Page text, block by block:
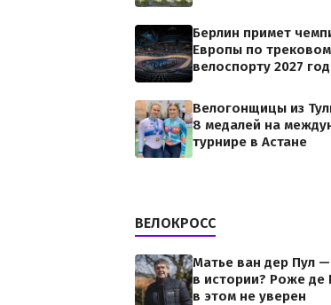
Берлин примет
Европы по
велоспорту 2027
Велогонщицы из
8 медалей на
турнире в Астане
ВЕЛОКРОСС
Матье ван дер Пул
в истории? Роже де
в этом не уверен